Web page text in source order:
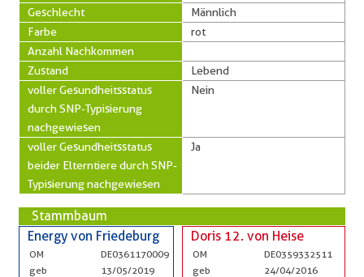
Geschlecht
Männlich
Farbe
rot
Anzahl Nachkommen
Zustand
Lebend
voller Gesundheitsstatus
durch SNP-Typisierung
nachgewiesen
Nein
voller Gesundheitsstatus
beider Elterntiere durch SNP-
Typisierung nachgewiesen
Ja
Stammbaum
Energy von Friedeburg
OM
DE0361170009
geb
13/05/2019
Doris 12. von Heise
OM
DE0359332511
geb
24/04/2016